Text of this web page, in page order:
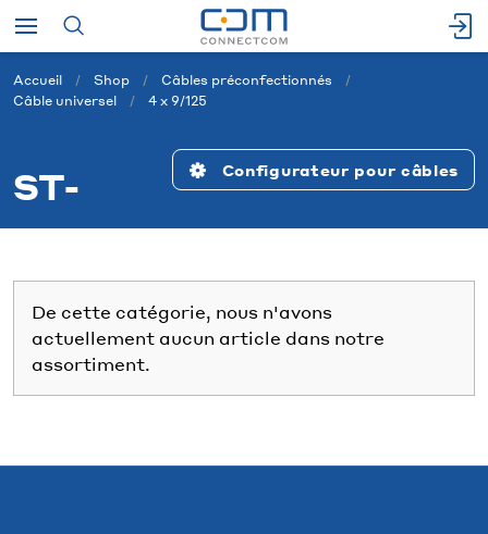
Accueil Shop
Câbles préconfectionnés
Câble universel
4 x 9/125
ST- Configurateur pour câbles
De cette catégorie, nous n'avons
actuellement aucun article dans notre
assortiment.